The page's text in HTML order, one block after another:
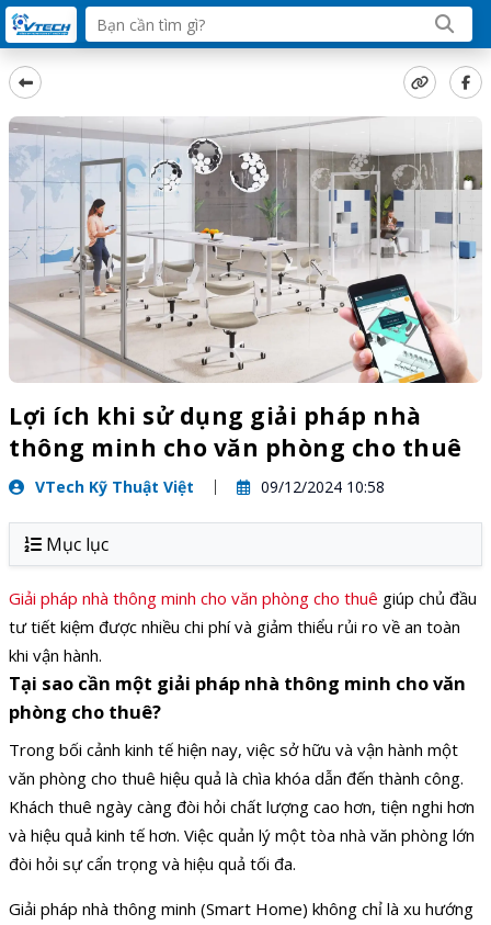
Lợi ích khi sử dụng giải pháp nhà
thông minh cho văn phòng cho thuê
VTech Kỹ Thuật Việt 09/12/2024 10:58
Mục lục
Giải pháp nhà thông minh cho văn phòng cho thuê giúp chủ đầu
tư tiết kiệm được nhiều chi phí và giảm thiểu rủi ro về an toàn
khi vận hành.
Tại sao cần một giải pháp nhà thông minh cho văn
phòng cho thuê?
Trong bối cảnh kinh tế hiện nay, việc sở hữu và vận hành một
văn phòng cho thuê hiệu quả là chìa khóa dẫn đến thành công.
Khách thuê ngày càng đòi hỏi chất lượng cao hơn, tiện nghi hơn
và hiệu quả kinh tế hơn. Việc quản lý một tòa nhà văn phòng lớn
đòi hỏi sự cẩn trọng và hiệu quả tối đa.
Giải pháp nhà thông minh (Smart Home) không chỉ là xu hướng